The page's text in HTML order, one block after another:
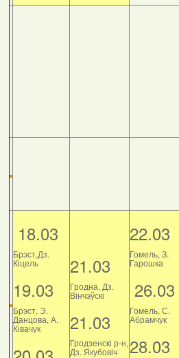
18.03
Брэст,Дз.
Кіцель
19.03
Брэст, Э.
Данцова, А.
Ківачук
21.03
Гродна, Дз.
Вінчэўскі
21.03
Гродзенскі р-н,
Дз. Якубовіч
22.03
Гомель, З.
Гарошка
26.03
Гомель, С.
Абрамчук
28.03